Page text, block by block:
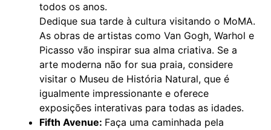
todos os anos.
Dedique sua tarde à cultura visitando o MoMA.
As obras de artistas como Van Gogh, Warhol e
Picasso vão inspirar sua alma criativa. Se a
arte moderna não for sua praia, considere
visitar o Museu de História Natural, que é
igualmente impressionante e oferece
exposições interativas para todas as idades.
Fifth Avenue: Faça uma caminhada pela